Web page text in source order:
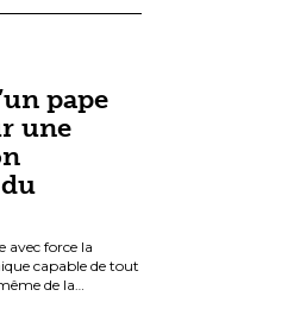
pape
une
avec force la
capable de tout
de la